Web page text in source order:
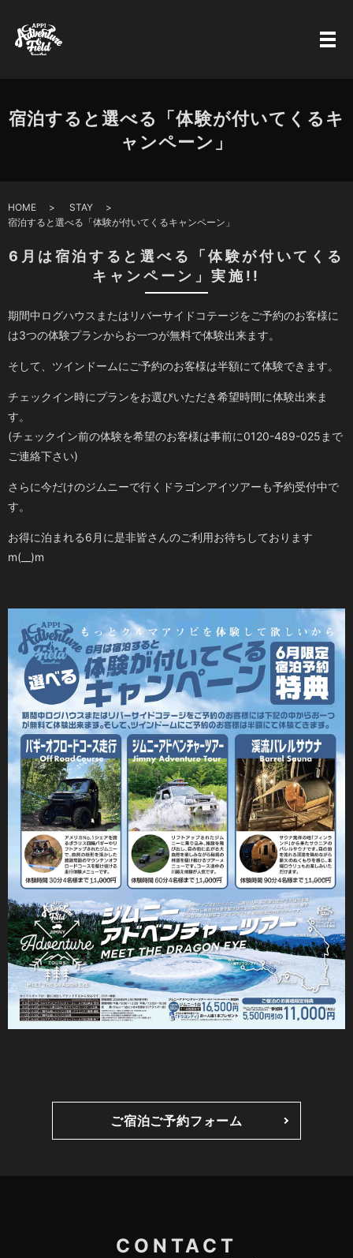
宿泊すると選べる「体験が付いてくるキ
ャンペーン」
HOME
STAY
宿泊すると選べる「体験が付いてくるキャンペーン」
6月は宿泊すると選べる「体験が付いてくる
キャンペーン」実施!!
期間中ログハウスまたはリバーサイドコテージをご予約のお客様に
は3つの体験プランからお一つが無料で体験出来ます。
そして、ツインドームにご予約のお客様は半額にて体験できます。
チェックイン時にプランをお選びいただき希望時間に体験出来ま
す。
(チェックイン前の体験を希望のお客様は事前に0120-489-025まで
ご連絡下さい)
さらに今だけのジムニーで行くドラゴンアイツアーも予約受付中で
す。
お得に泊まれる6月に是非皆さんのご利用お待ちしております
m(__)m
ご宿泊ご予約フォーム
CONTACT